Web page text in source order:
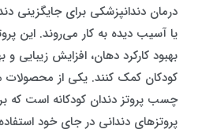
درمان دندانپزشکی برای جایگزینی
یا آسیب دیده به کار می‌روند. این
بهبود کارکرد دهان، افزایش زیبایی
کودکان کمک کنند. یکی از محصولات
چسب پروتز دندان کودکانه است که
پروتزهای دندانی در جای خود